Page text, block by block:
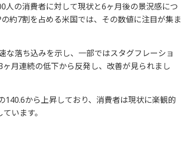
の消費者に対して現状と6ヶ月後の景況感につ
約7割を占める米国では、その数値に注目が集ま
な落ち込みを示し、一部ではスタグフレーショ
月連続の低下から反発し、改善が見られまし
から上昇しており、消費者は現状に楽観的
います。